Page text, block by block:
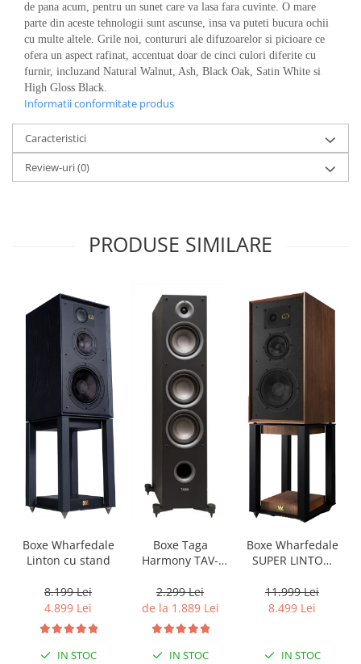
de pana acum, pentru un sunet care va lasa fara cuvinte. O mare
parte din aceste tehnologii sunt ascunse, insa va puteti bucura ochii
cu multe altele. Grile noi, contururi ale difuzoarelor si picioare ce
ofera un aspect rafinat, accentuat doar de cinci culori diferite cu
furnir, incluzand Natural Walnut, Ash, Black Oak, Satin White si
High Gloss Black.
Informatii conformitate produs
Caracteristici
Review-uri(0)
PRODUSE SIMILARE
Boxe Wharfedale
Linton cu stand
8.199 Lei
4.899 Lei
IN STOC
Boxe Taga
Harmony TAV-
2.299 Lei
de la 1.889 Lei
IN STOC
Boxe Wharfedale
SUPER LINTON
11.999 Lei
8.499 Lei
IN STOC